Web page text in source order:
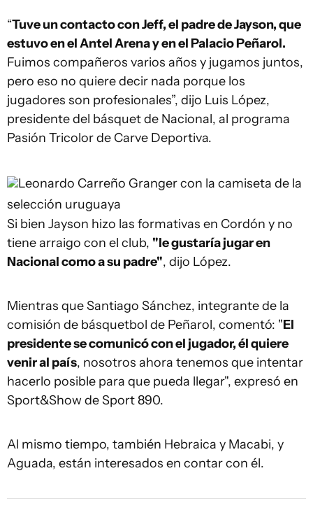
“Tuve un contacto con Jeff, el padre de Jayson, que
estuvo en el Antel Arena y en el Palacio Peñarol.
Fuimos compañeros varios años y jugamos juntos,
pero eso no quiere decir nada porque los
jugadores son profesionales”, dijo Luis López,
presidente del básquet de Nacional, al programa
Pasión Tricolor de Carve Deportiva.
Leonardo Carreño Granger con la camiseta de la
selección uruguaya
Si bien Jayson hizo las formativas en Cordón y no
tiene arraigo con el club, "le gustaría jugar en
Nacional como a su padre", dijo López.
Mientras que Santiago Sánchez, integrante de la
comisión de básquetbol de Peñarol, comentó: "El
presidente se comunicó con el jugador, él quiere
venir al país, nosotros ahora tenemos que intentar
hacerlo posible para que pueda llegar", expresó en
Sport&Show de Sport 890.
Al mismo tiempo, también Hebraica y Macabi, y
Aguada, están interesados en contar con él.